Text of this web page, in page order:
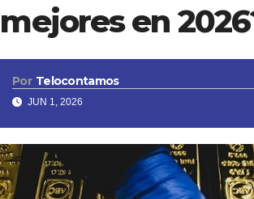
en
Por Telocontamos
JUN 1, 2026